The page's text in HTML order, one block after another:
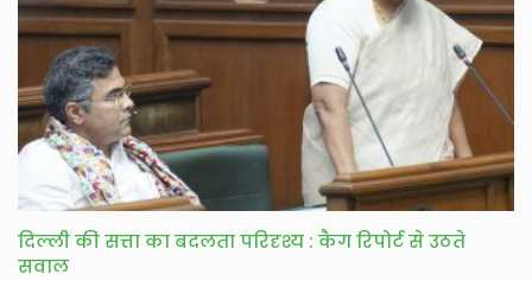
दिल्ली की सत्ता का बदलता परिदृश्य : कैग रिपोर्ट से उठते
सवाल